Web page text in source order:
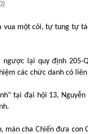
vua một cõi, tự tung tự
lại quy định 205-
các chức danh có liên
tại đại hội 13, Nguyễn
màn cha Chiến đưa con